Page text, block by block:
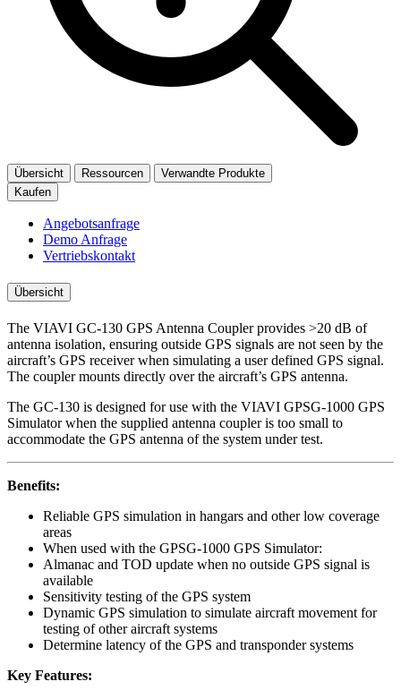
Übersicht Ressourcen
Verwandte Produkte
Kaufen
Angebotsanfrage
Demo Anfrage
Vertriebskontakt
Übersicht
The VIAVI GC-130 GPS Antenna Coupler provides >20 dB of
antenna isolation, ensuring outside GPS signals are not seen by the
aircraft’s GPS receiver when simulating a user defined GPS signal.
The coupler mounts directly over the aircraft’s GPS antenna.
The GC-130 is designed for use with the VIAVI GPSG-1000 GPS
Simulator when the supplied antenna coupler is too small to
accommodate the GPS antenna of the system under test.
Benefits:
Reliable GPS simulation in hangars and other low coverage
areas
When used with the GPSG-1000 GPS Simulator:
Almanac and TOD update when no outside GPS signal is
available
Sensitivity testing of the GPS system
Dynamic GPS simulation to simulate aircraft movement for
testing of other aircraft systems
Determine latency of the GPS and transponder systems
Key Features: